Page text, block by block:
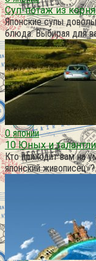
Суп-потаж из
Японские супы
блюда. Выбирая для
О японии
10 Юных и
Кто приходит вам на
японский